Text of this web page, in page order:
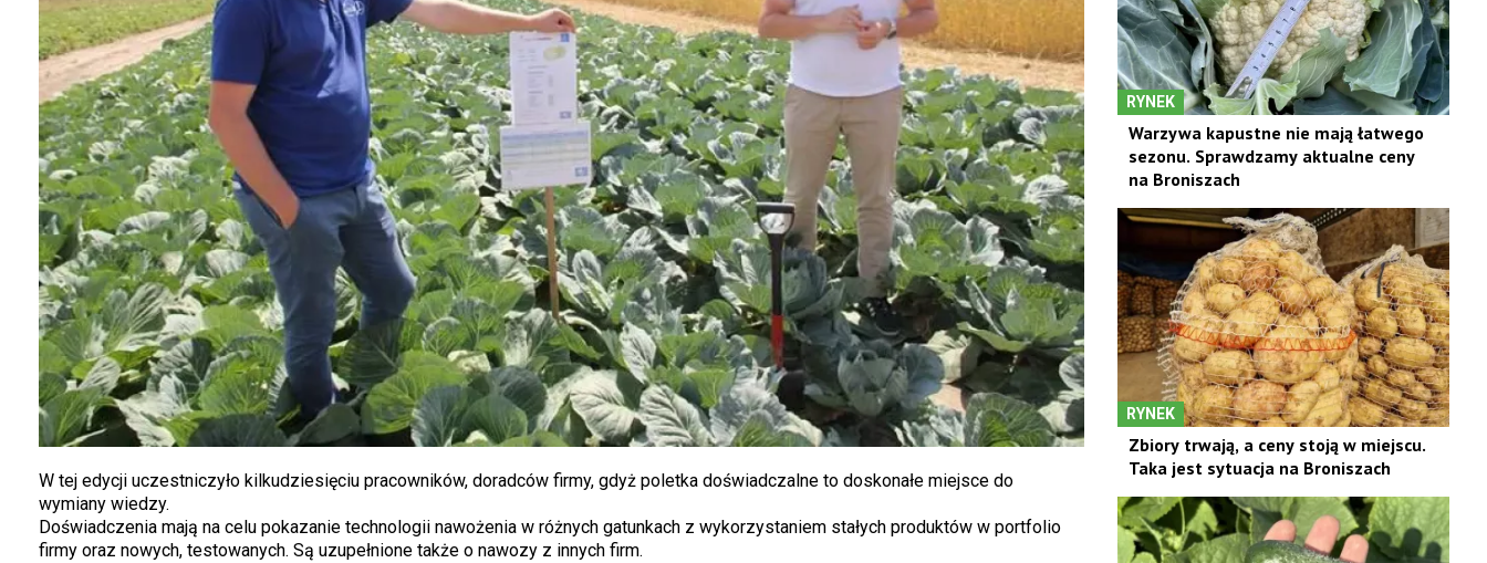
W tej edycji uczestniczyło kilkudziesięciu pracowników, doradców firmy, gdyż poletka doświadczalne to doskonałe miejsce do
wymiany wiedzy.
Doświadczenia mają na celu pokazanie technologii nawożenia w różnych gatunkach z wykorzystaniem stałych produktów w portfolio
firmy oraz nowych, testowanych. Są uzupełnione także o nawozy z innych firm.
RYNEK
Warzywa kapustne nie mają łatwego
sezonu. Sprawdzamy aktualne ceny
na Broniszach
RYNEK
Zbiory trwają, a ceny stoją w miejscu.
Taka jest sytuacja na Broniszach